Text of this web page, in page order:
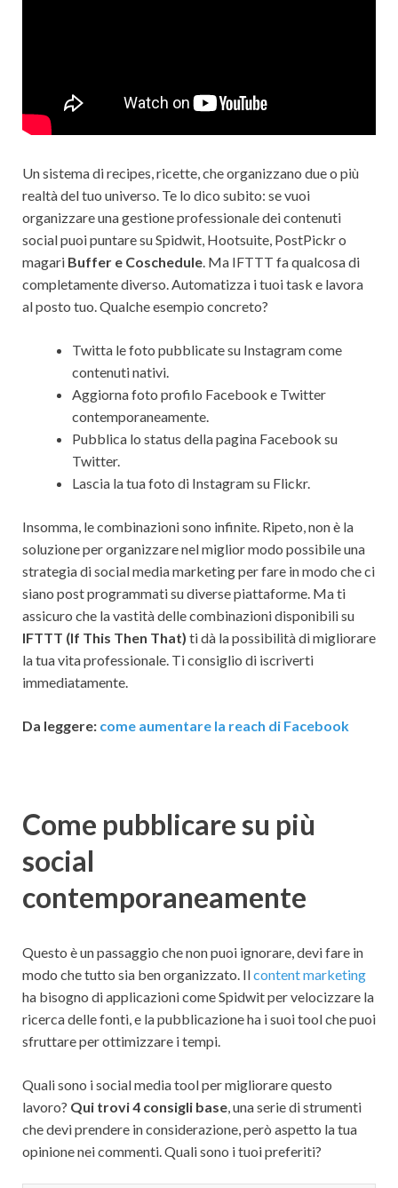
Un sistema di recipes, ricette, che organizzano due o più
realtà del tuo universo. Te lo dico subito: se vuoi
organizzare una gestione professionale dei contenuti
social puoi puntare su Spidwit, Hootsuite, PostPickr o
magari Buffer e Coschedule. Ma IFTTT fa qualcosa di
completamente diverso. Automatizza i tuoi task e lavora
al posto tuo. Qualche esempio concreto?
Twitta le foto pubblicate su Instagram come
contenuti nativi.
Aggiorna foto profilo Facebook e Twitter
contemporaneamente.
Pubblica lo status della pagina Facebook su
Twitter.
Lascia la tua foto di Instagram su Flickr.
Insomma, le combinazioni sono infinite. Ripeto, non è la
soluzione per organizzare nel miglior modo possibile una
strategia di social media marketing per fare in modo che ci
siano post programmati su diverse piattaforme. Ma ti
assicuro che la vastità delle combinazioni disponibili su
IFTTT (If This Then That) ti dà la possibilità di migliorare
la tua vita professionale. Ti consiglio di iscriverti
immediatamente.
Da leggere: come aumentare la reach di Facebook
Come pubblicare su più
social
contemporaneamente
Questo è un passaggio che non puoi ignorare, devi fare in
modo che tutto sia ben organizzato. Ilcontent marketing
ha bisogno di applicazioni come Spidwit per velocizzare la
ricerca delle fonti, e la pubblicazione ha i suoi tool che puoi
sfruttare per ottimizzare i tempi.
Quali sono i social media tool per migliorare questo
lavoro? Qui trovi 4 consigli base , una serie di strumenti
che devi prendere in considerazione, però aspetto la tua
opinione nei commenti. Quali sono i tuoi preferiti?